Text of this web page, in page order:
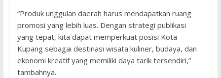
“Produk unggulan daerah harus mendapatkan ruang
promosi yang lebih luas. Dengan strategi publikasi
yang tepat, kita dapat memperkuat posisi Kota
Kupang sebagai destinasi wisata kuliner, budaya, dan
ekonomi kreatif yang memiliki daya tarik tersendiri,”
tambahnya.